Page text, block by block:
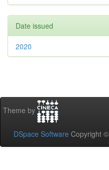
Date issued
2020
Theme by
DSpace Software Copyright